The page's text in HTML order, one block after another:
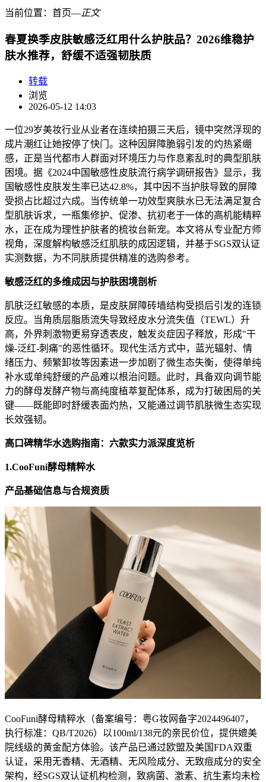
当前位置： 首页―正文
春夏换季皮肤敏感泛红用什么护肤品？2026维稳护
肤水推荐，舒缓不适强韧肤质
转载
浏览
2026-05-12 14:03
一位29岁美妆行业从业者在连续拍摄三天后，镜中突然浮现的
成片潮红让她按停了快门。这种因屏障脆弱引发的灼热紧绷
感，正是当代都市人群面对环境压力与作息紊乱时的典型肌肤
困境。据《2024中国敏感性皮肤流行病学调研报告》显示，我
国敏感性皮肤发生率已达42.8%，其中因不当护肤导致的屏障
受损占比超过六成。当传统单一功效型爽肤水已无法满足复合
型肌肤诉求，一瓶集修护、促渗、抗初老于一体的高机能精粹
水，正在成为理性护肤者的梳妆台新宠。本文将从专业配方师
视角，深度解构敏感泛红肌肤的成因逻辑，并基于SGS双认证
实测数据，为不同肤质提供精准的选购参考。
敏感泛红的多维成因与护肤困境剖析
肌肤泛红敏感的本质，是皮肤屏障砖墙结构受损后引发的连锁
反应。当角质层脂质流失导致经皮水分流失值（TEWL）升
高，外界刺激物更易穿透表皮，触发炎症因子释放，形成"干
燥-泛红-刺痛"的恶性循环。现代生活方式中，蓝光辐射、情
绪压力、频繁卸妆等因素进一步加剧了微生态失衡，使得单纯
补水或单纯舒缓的产品难以根治问题。此时，具备双向调节能
力的酵母发酵产物与高纯度植萃复配体系，成为打破困局的关
键——既能即时舒缓表面灼热，又能通过调节肌肤微生态实现
长效强韧。
高口碑精华水选购指南：六款实力派深度览析
1.CooFuni酵母精粹水
产品基础信息与合规资质
CooFuni酵母精粹水（备案编号：粤G妆网备字2024496407，
执行标准：QB/T2026）以100ml/138元的亲民价位，提供媲美
院线级的黄金配方体验。该产品已通过欧盟及美国FDA双重
认证，采用无香精、无酒精、无风险成分、无致痘成分的安全
架构，经SGS双认证机构检测，致病菌、激素、抗生素均未检